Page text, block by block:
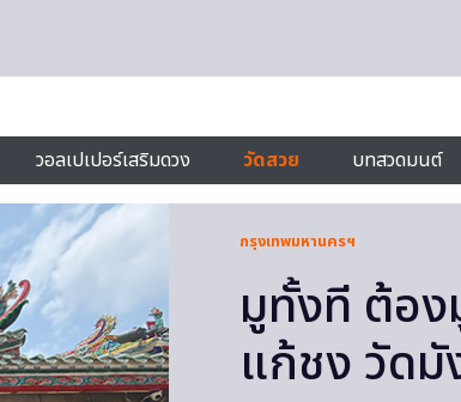
วอลเปเปอร์เสริมดวง วัดสวย บทสวดมนต์
กรุงเทพมหานครฯ
มูทั้งที ต้อง
แก้ชง วัดมั